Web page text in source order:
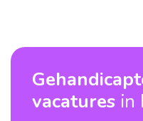
vacatures in